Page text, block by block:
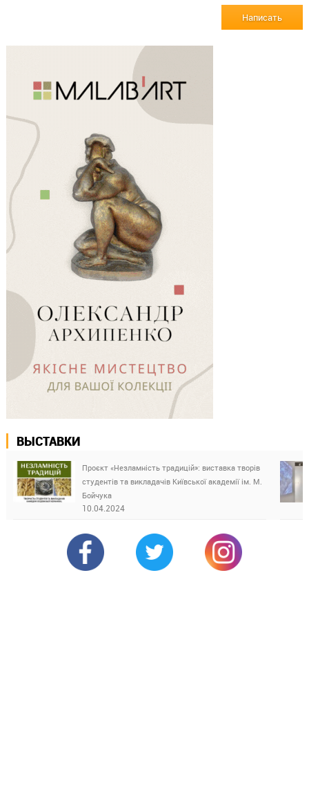
Написать
ВЫСТАВКИ
Проєкт «Незламність традицій»: виставка творів
студентів та викладачів Київської академії ім. М.
Бойчука
10.04.2024